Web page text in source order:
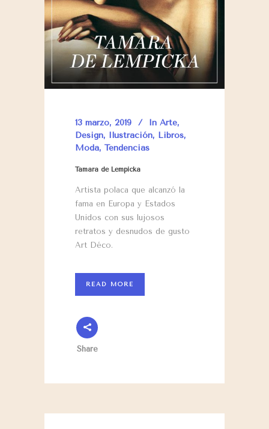
13 marzo, 2019 In Arte,
Design, Ilustración, Libros,
Moda, Tendencias
Tamara de Lempicka
Artista polaca que alcanzó la
fama en Europa y Estados
Unidos con sus lujosos
retratos y desnudos de gusto
Art Déco.
READ MORE
Share